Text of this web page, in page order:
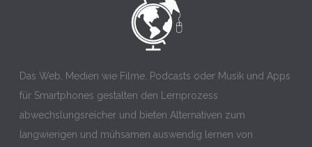
Das Web, Medien wie Filme, Podcasts oder Musik und Apps
für Smartphones gestalten den Lernprozess
abwechslungsreicher und bieten Alternativen zum
langwierigen und mühsamen auswendig lernen von